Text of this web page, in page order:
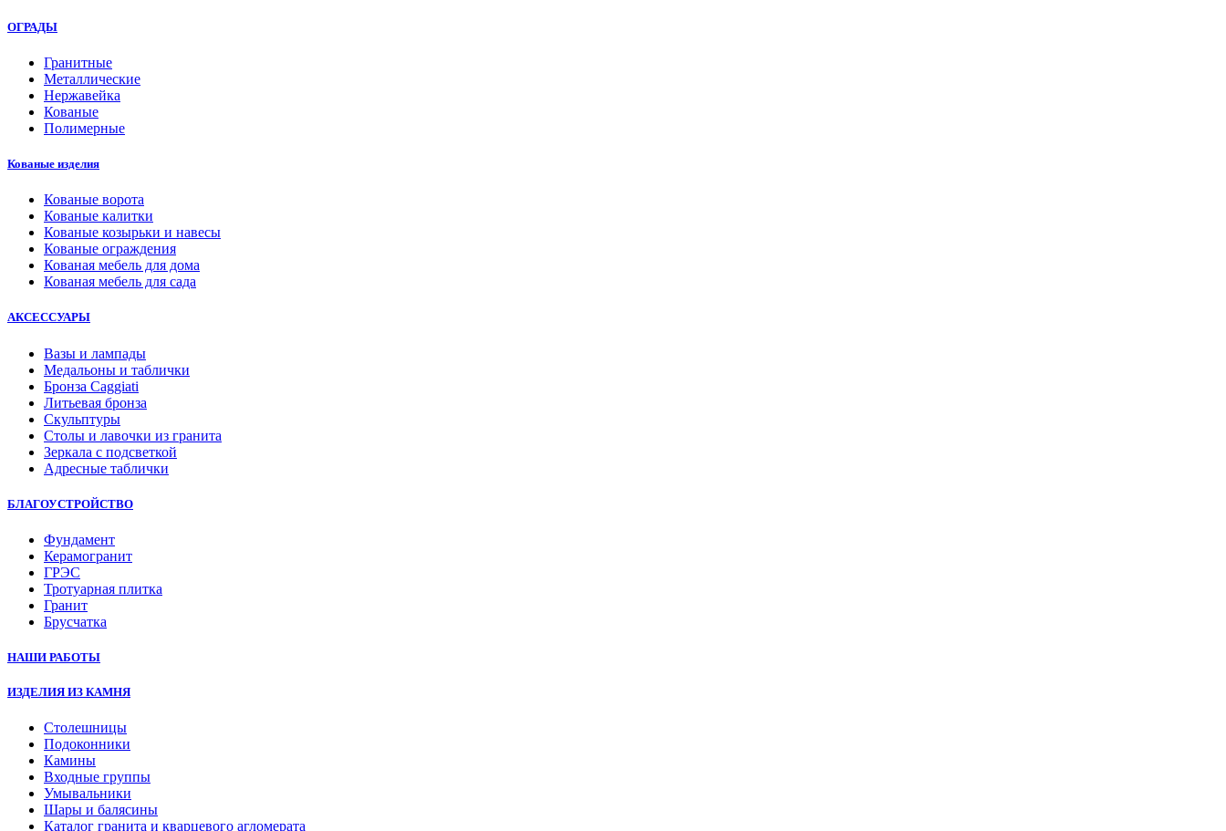
ОГРАДЫ
Гранитные
Металлические
Нержавейка
Кованые
Полимерные
Кованые изделия
Кованые ворота
Кованые калитки
Кованые козырьки и навесы
Кованые ограждения
Кованая мебель для дома
Кованая мебель для сада
АКСЕССУАРЫ
Вазы и лампады
Медальоны и таблички
Бронза Caggiati
Литьевая бронза
Скульптуры
Столы и лавочки из гранита
Зеркала с подсветкой
Адресные таблички
БЛАГОУСТРОЙСТВО
Фундамент
Керамогранит
ГРЭС
Тротуарная плитка
Гранит
Брусчатка
НАШИ РАБОТЫ
ИЗДЕЛИЯ ИЗ КАМНЯ
Столешницы
Подоконники
Камины
Входные группы
Умывальники
Шары и балясины
Каталог гранита и кварцевого агломерата